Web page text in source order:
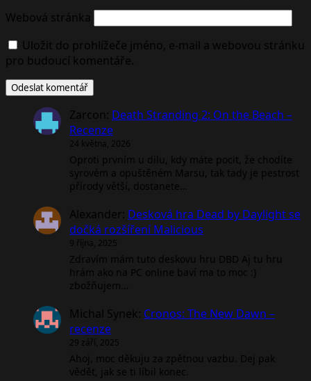
Webová stránka
Uložit do prohlížeče jméno, e-mail a webovou stránku
pro budoucí komentáře.
Zarcon: Death Stranding 2: On the Beach –
Recenze
24 května, 2026
Oproti prvním u dílu, kdy máte pocit, že chodíte
syrovém a opuštěném Marsu, tak tady je pestrost
přírody větší, dostanete…
Alexander: Desková hra Dead by Daylight se
dočká rozšíření Malicious
9 října, 2025
Zdravím mám tuto deskovu hru DBD Aj tu hru
hrám ako na PC online baví ma to moc :)
zbožňujem…
Michal Synek: Cronos: The New Dawn –
recenze
29 září, 2025
Ahoj, moc děkuju za zpětnou vazbu. Dej pak
vědět, jak se ti líbil konec.